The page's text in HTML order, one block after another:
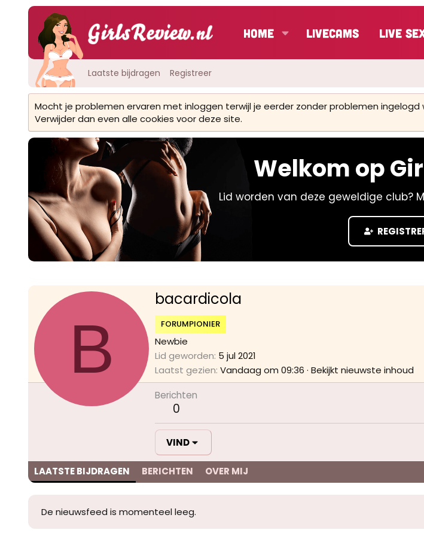
Home LiveCams Live
Laatste bijdragen Registreer
Mocht je problemen ervaren met inloggen terwijl je eerder zonder problemen
Verwijder dan even alle cookies voor deze site.
Welkom op
Lid worden van deze geweldige club?
B
bacardicola
FORUMPIONIER
Newbie
Lid geworden 5 jul 2021
Laatst gezien Vandaag om 09:36 · Bekijkt nieuwste inhoud
Berichten
0
VIND
LAATSTE BIJDRAGEN BERICHTEN OVER MIJ
De nieuwsfeed is momenteel leeg.